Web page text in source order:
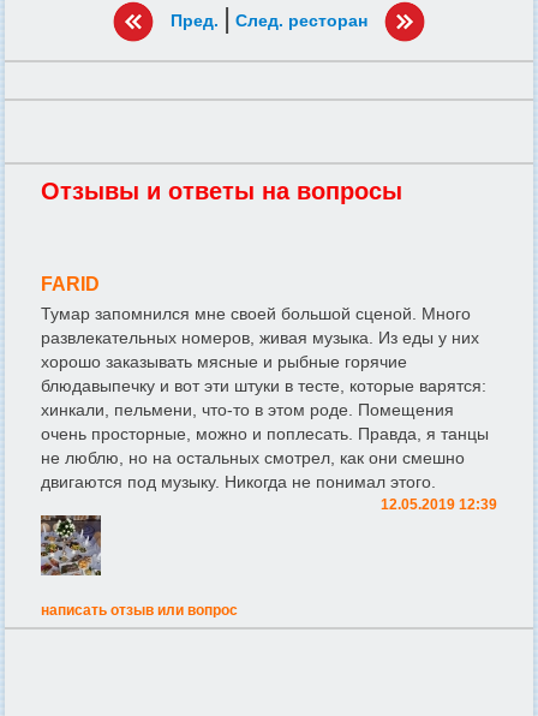
Пред. | След. ресторан
Отзывы и ответы на вопросы
FARID
Тумар запомнился мне своей большой сценой. Много
развлекательных номеров, живая музыка. Из еды у них
хорошо заказывать мясные и рыбные горячие
блюдавыпечку и вот эти штуки в тесте, которые варятся:
хинкали, пельмени, что-то в этом роде. Помещения
очень просторные, можно и поплесать. Правда, я танцы
не люблю, но на остальных смотрел, как они смешно
двигаются под музыку. Никогда не понимал этого.
12.05.2019 12:39
написать отзыв или вопрос